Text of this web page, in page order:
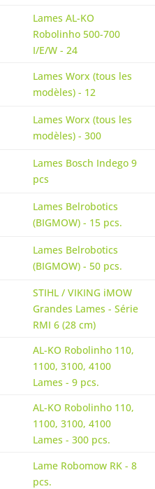
Lames AL-KO
Robolinho 500-700
I/E/W - 24
Lames Worx (tous les
modèles) - 12
Lames Worx (tous les
modèles) - 300
Lames Bosch Indego 9
pcs
Lames Belrobotics
(BIGMOW) - 15 pcs.
Lames Belrobotics
(BIGMOW) - 50 pcs.
STIHL / VIKING iMOW
Grandes Lames - Série
RMI 6 (28 cm)
AL-KO Robolinho 110,
1100, 3100, 4100
Lames - 9 pcs.
AL-KO Robolinho 110,
1100, 3100, 4100
Lames - 300 pcs.
Lame Robomow RK - 8
pcs.